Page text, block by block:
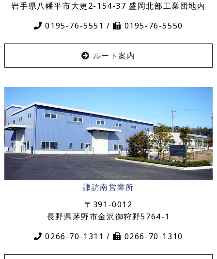
岩手県八幡平市大更2-154-37 盛岡北部工業団地内
0195-76-5551 /
0195-76-5550
ルート案内
諏訪南営業所
〒391-0012
長野県茅野市金沢御狩野5764-1
0266-70-1311 /
0266-70-1310